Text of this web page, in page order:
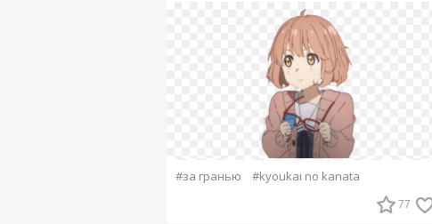
#за гранью #kyoukai no kanata
77